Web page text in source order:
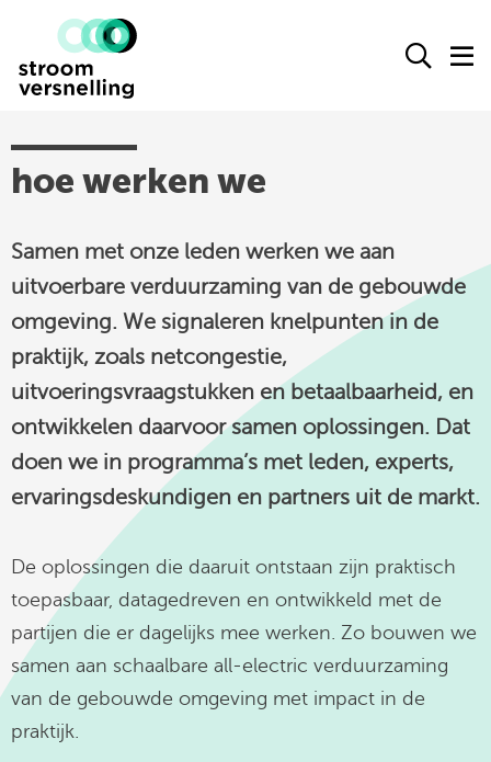
Stroomversnelling
kennisproducten
leden
over ons
contact
Stroomversnelling
op
linkedin
hoe werken we
Samen met onze leden werken we aan
uitvoerbare verduurzaming van de gebouwde
omgeving. We signaleren knelpunten in de
praktijk, zoals netcongestie,
uitvoeringsvraagstukken en betaalbaarheid, en
ontwikkelen daarvoor samen oplossingen. Dat
doen we in programma’s met leden, experts,
ervaringsdeskundigen en partners uit de markt.
De oplossingen die daaruit ontstaan zijn praktisch
toepasbaar, datagedreven en ontwikkeld met de
partijen die er dagelijks mee werken. Zo bouwen we
samen aan schaalbare all-electric verduurzaming
van de gebouwde omgeving met impact in de
praktijk.